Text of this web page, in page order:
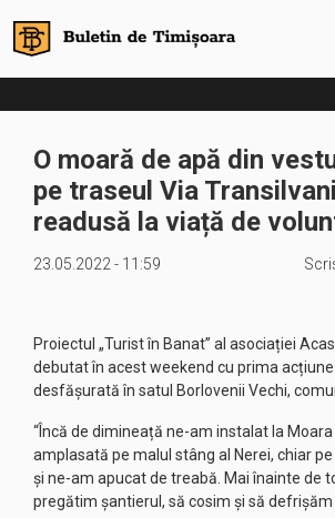
O moară de apă din
pe traseul Via
readusă la viață de
23.05.2022 - 11:59
Proiectul „Turist în Banat” al asociației
debutat în acest weekend cu prima
desfășurată în satul Borlovenii Vechi,
“Încă de dimineață ne-am instalat la Moara
amplasată pe malul stâng al Nerei, chiar
și ne-am apucat de treabă. Mai înainte de
pregătim șantierul, să cosim și să